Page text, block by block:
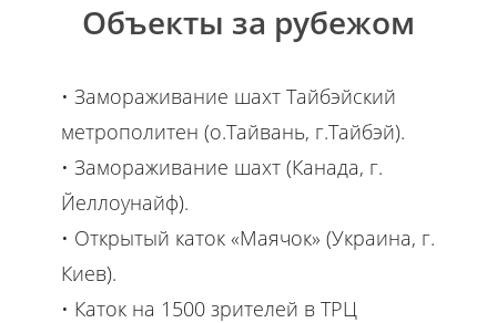
Объекты за рубежом
• Замораживание шахт Тайбэйский
метрополитен (о.Тайвань, г.Тайбэй).
• Замораживание шахт (Канада, г.
Йеллоунайф).
• Открытый каток «Маячок» (Украина, г.
Киев).
• Каток на 1500 зрителей в ТРЦ